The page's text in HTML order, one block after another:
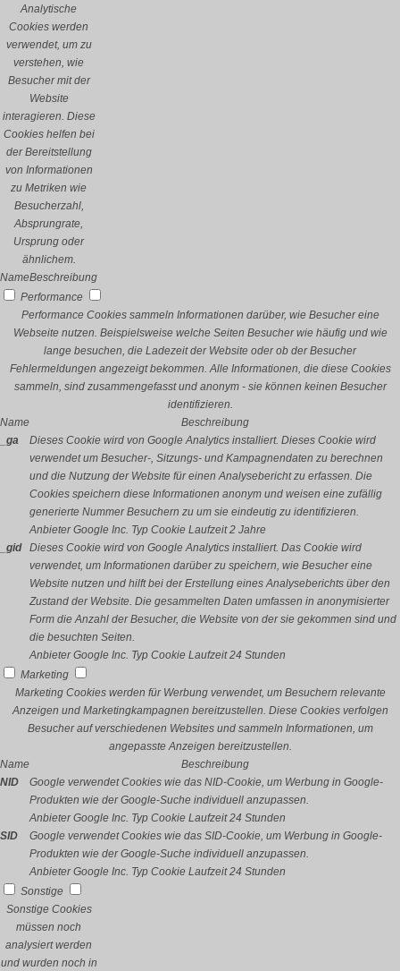
Analytische
Cookies werden
verwendet, um zu
verstehen, wie
Besucher mit der
Website
interagieren. Diese
Cookies helfen bei
der Bereitstellung
von Informationen
zu Metriken wie
Besucherzahl,
Absprungrate,
Ursprung oder
ähnlichem.
NameBeschreibung
Performance
Performance Cookies sammeln Informationen darüber, wie Besucher eine
Webseite nutzen. Beispielsweise welche Seiten Besucher wie häufig und wie
lange besuchen, die Ladezeit der Website oder ob der Besucher
Fehlermeldungen angezeigt bekommen. Alle Informationen, die diese Cookies
sammeln, sind zusammengefasst und anonym - sie können keinen Besucher
identifizieren.
Name
Beschreibung
_ga
Dieses Cookie wird von Google Analytics installiert. Dieses Cookie wird
verwendet um Besucher-, Sitzungs- und Kampagnendaten zu berechnen
und die Nutzung der Website für einen Analysebericht zu erfassen. Die
Cookies speichern diese Informationen anonym und weisen eine zufällig
generierte Nummer Besuchern zu um sie eindeutig zu identifizieren.
Anbieter Google Inc. Typ Cookie Laufzeit 2 Jahre
_gid
Dieses Cookie wird von Google Analytics installiert. Das Cookie wird
verwendet, um Informationen darüber zu speichern, wie Besucher eine
Website nutzen und hilft bei der Erstellung eines Analyseberichts über den
Zustand der Website. Die gesammelten Daten umfassen in anonymisierter
Form die Anzahl der Besucher, die Website von der sie gekommen sind und
die besuchten Seiten.
Anbieter Google Inc. Typ Cookie Laufzeit 24 Stunden
Marketing
Marketing Cookies werden für Werbung verwendet, um Besuchern relevante
Anzeigen und Marketingkampagnen bereitzustellen. Diese Cookies verfolgen
Besucher auf verschiedenen Websites und sammeln Informationen, um
angepasste Anzeigen bereitzustellen.
Name
Beschreibung
NID
Google verwendet Cookies wie das NID-Cookie, um Werbung in Google-
Produkten wie der Google-Suche individuell anzupassen.
Anbieter Google Inc. Typ Cookie Laufzeit 24 Stunden
SID
Google verwendet Cookies wie das SID-Cookie, um Werbung in Google-
Produkten wie der Google-Suche individuell anzupassen.
Anbieter Google Inc. Typ Cookie Laufzeit 24 Stunden
Sonstige
Sonstige Cookies
müssen noch
analysiert werden
und wurden noch in